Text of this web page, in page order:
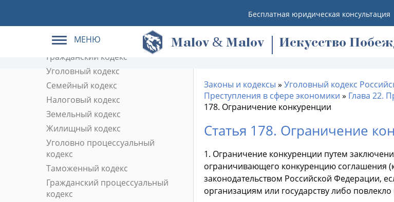
Бесплатная юридическая консультация
МЕНЮ Malov & Malov Искусство
Трудовой кодекс
Гражданский кодекс
Уголовный кодекс
Семейный кодекс
Налоговый кодекс
Земельный кодекс
Жилищный кодекс
Уголовно процессуальный
кодекс
Таможенный кодекс
Гражданский процессуальный
кодекс
Законы и кодексы » Уголовный кодекс
Преступления в сфере экономики » Глава 22.
178. Ограничение конкуренции
Статья 178. Ограничение
1. Ограничение конкуренции путем
ограничивающего конкуренцию соглашения
законодательством Российской Федерации,
организациям или государству либо